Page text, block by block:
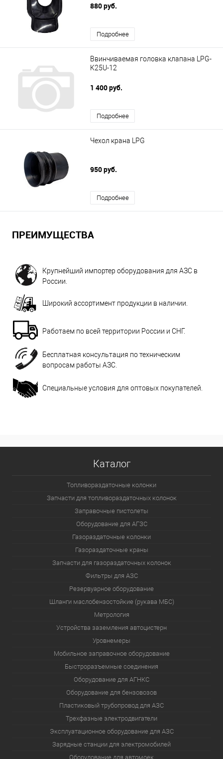
880 руб.
Подробнее
Ввинчиваемая головка клапана LPG-
K25U-12
1 400 руб.
Подробнее
Чехол крана LPG
950 руб.
Подробнее
ПРЕИМУЩЕСТВА
Крупнейший импортер оборудования для АЗС в
России.
Широкий ассортимент продукции в наличии.
Работаем по всей территории России и СНГ.
Бесплатная консультация по техническим
вопросам работы АЗС.
Специальные условия для оптовых покупателей.
Каталог
Топливораздаточные колонки
Запчасти для топливораздаточных колонок
Заправочные пистолеты
Оборудование для АГЗС
Газораздаточные колонки
Газораздаточные краны
Запчасти для газораздаточных колонок
Фильтры для АЗС
Резервуарное оборудование
Шланги маслобензостойкие (рукава МБС)
Метрология
Устройства заземления автоцистерн
Уровнемеры
Мобильное заправочное оборудование
Быстроразъемные соединения
Оборудование для АГНКС
Оборудование для бензовозов
Пластиковый трубопровод для АЗС
Трехфазные электродвигатели
Эксплуатационное оборудование для АЗС
Зарядные станции для электромобилей
Оборудование для автомоек